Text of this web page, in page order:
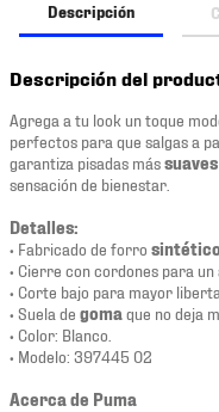
Descripción
Descripción del
Agrega a tu look un toque
perfectos para que salgas a
garantiza pisadas mássuaves
sensación de bienestar.
Detalles:
• Fabricado de forro sintético
• Cierre con cordones para un
• Corte bajo para mayor
• Suela de goma que no deja
• Color: Blanco.
• Modelo: 397445 02
Acerca de Puma